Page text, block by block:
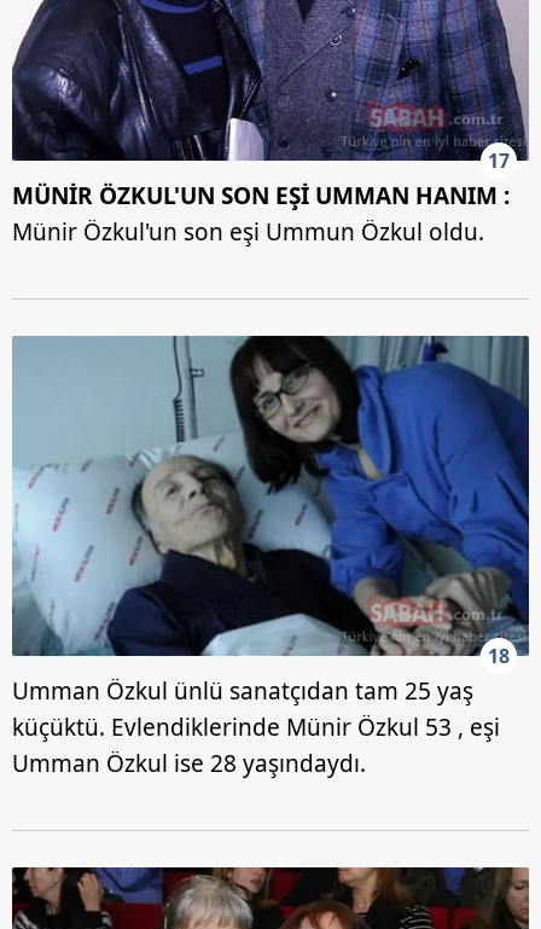
17
MÜNİR ÖZKUL'UN SON EŞİ UMMAN HANIM :
Münir Özkul'un son eşi Ummun Özkul oldu.
18
Umman Özkul ünlü sanatçıdan tam 25 yaş
küçüktü. Evlendiklerinde Münir Özkul 53 , eşi
Umman Özkul ise 28 yaşındaydı.